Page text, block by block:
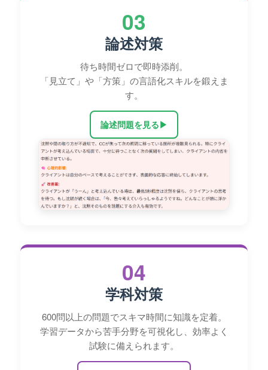
03
論述対策
待ち時間ゼロで即時添削。
「見立て」や「方策」の言語化スキルを鍛えま
す。
論述問題を見る▶
04
学科対策
600問以上の問題でスキマ時間に知識を定着。
学習データから苦手分野を可視化し、効率よく
試験に備えられます。